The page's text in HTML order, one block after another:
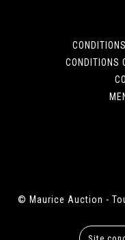
CONDITIONS
© Maurice Auction -